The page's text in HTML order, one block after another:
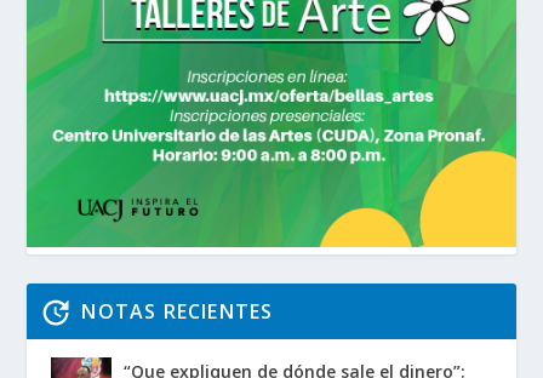
NOTAS RECIENTES
“Que expliquen de dónde sale el dinero”: